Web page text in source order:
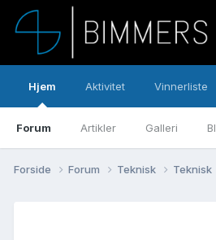
Hjem
Forum Artikler Galleri
Aktivitet Vinnerliste
Forside Forum Teknisk Teknisk